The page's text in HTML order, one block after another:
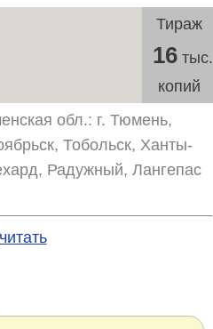
Тираж
16тыс.
копий
обл.: г. Тюмень,
Тобольск, Ханты-
Радужный, Лангепас
читать